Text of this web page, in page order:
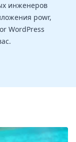
инженеров
powr,
WordPress